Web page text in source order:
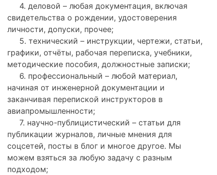
4. деловой – любая документация, включая
свидетельства о рождении, удостоверения
личности, допуски, прочее;
5. технический – инструкции, чертежи, статьи,
графики, отчёты, рабочая переписка, учебники,
методические пособия, должностные записки;
6. профессиональный – любой материал,
начиная от инженерной документации и
заканчивая перепиской инструкторов в
авиапромышленности;
7. научно-публицистический – статьи для
публикации журналов, личные мнения для
соцсетей, посты в блог и многое другое. Мы
можем взяться за любую задачу с разным
подходом;